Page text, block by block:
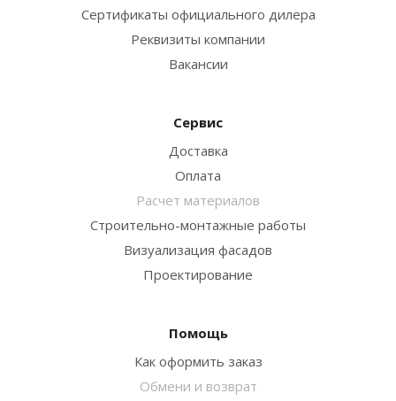
Сертификаты официального дилера
Реквизиты компании
Вакансии
Сервис
Доставка
Оплата
Расчет материалов
Строительно-монтажные работы
Визуализация фасадов
Проектирование
Помощь
Как оформить заказ
Обмени и возврат